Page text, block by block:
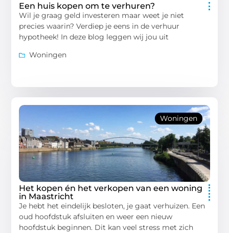
Een huis kopen om te verhuren?
Wil je graag geld investeren maar weet je niet
precies waarin? Verdiep je eens in de verhuur
hypotheek! In deze blog leggen wij jou uit
Woningen
Woningen
Het kopen én het verkopen van een woning
in Maastricht
Je hebt het eindelijk besloten, je gaat verhuizen. Een
oud hoofdstuk afsluiten en weer een nieuw
hoofdstuk beginnen. Dit kan veel stress met zich